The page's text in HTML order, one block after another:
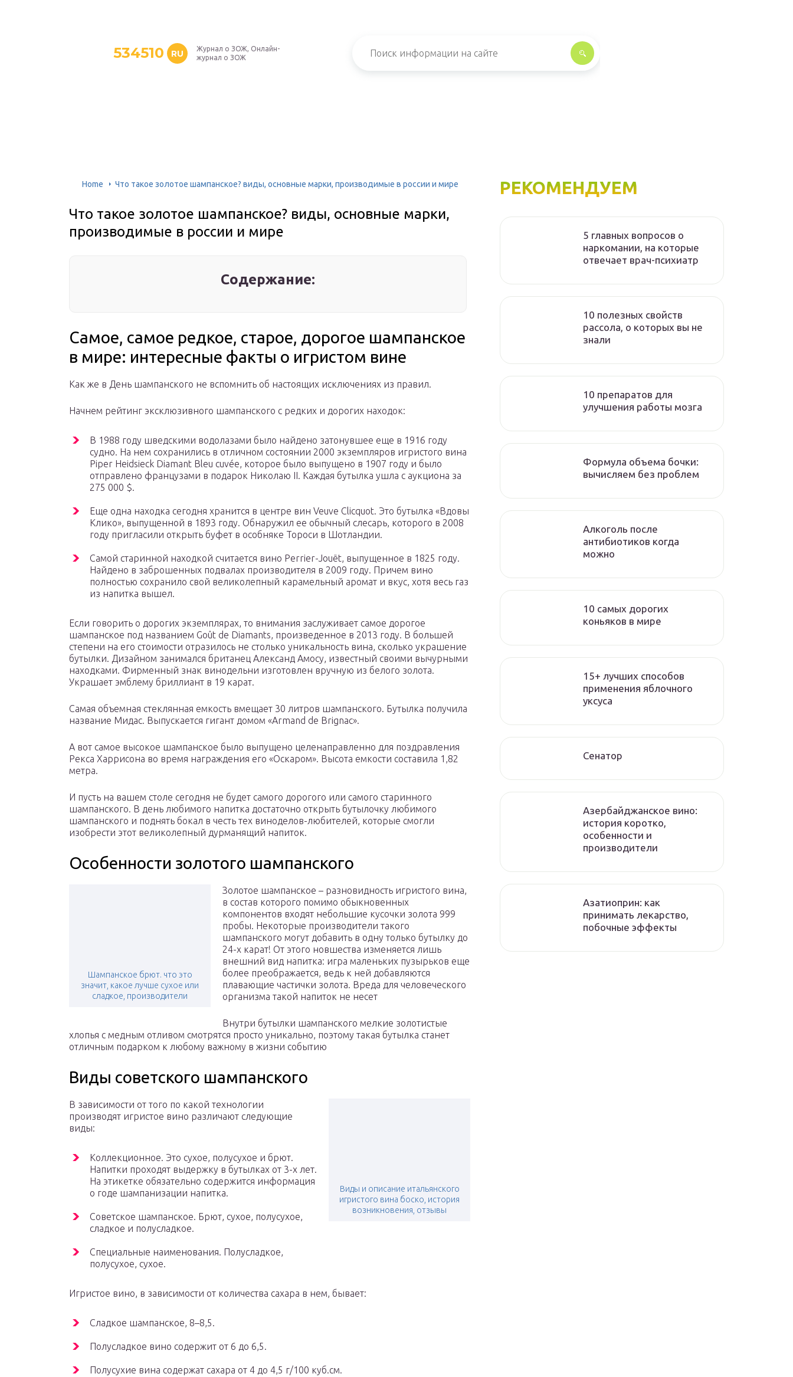
534510 RU
Журнал о ЗОЖ, Онлайн-
журнал о ЗОЖ
Home Что такое золотое шампанское? виды, основные марки, производимые в россии и мире
Что такое золотое шампанское? виды, основные марки,
производимые в россии и мире
Содержание:
Самое, самое редкое, старое, дорогое шампанское
в мире: интересные факты о игристом вине
Как же в День шампанского не вспомнить об настоящих исключениях из правил.
Начнем рейтинг эксклюзивного шампанского с редких и дорогих находок:
В 1988 году шведскими водолазами было найдено затонувшее еще в 1916 году
судно. На нем сохранились в отличном состоянии 2000 экземпляров игристого вина
Piper Heidsieck Diamant Bleu cuvée, которое было выпущено в 1907 году и было
отправлено французами в подарок Николаю II. Каждая бутылка ушла с аукциона за
275 000 $.
Еще одна находка сегодня хранится в центре вин Veuve Clicquot. Это бутылка «Вдовы
Клико», выпущенной в 1893 году. Обнаружил ее обычный слесарь, которого в 2008
году пригласили открыть буфет в особняке Тороси в Шотландии.
Самой старинной находкой считается вино Perrier-Jouёt, выпущенное в 1825 году.
Найдено в заброшенных подвалах производителя в 2009 году. Причем вино
полностью сохранило свой великолепный карамельный аромат и вкус, хотя весь газ
из напитка вышел.
Если говорить о дорогих экземплярах, то внимания заслуживает самое дорогое
шампанское под названием Goût de Diamants, произведенное в 2013 году. В большей
степени на его стоимости отразилось не столько уникальность вина, сколько украшение
бутылки. Дизайном занимался британец Александ Амосу, известный своими вычурными
находками. Фирменный знак винодельни изготовлен вручную из белого золота.
Украшает эмблему бриллиант в 19 карат.
Самая объемная стеклянная емкость вмещает 30 литров шампанского. Бутылка получила
название Мидас. Выпускается гигант домом «Armand de Brignac».
А вот самое высокое шампанское было выпущено целенаправленно для поздравления
Рекса Харрисона во время награждения его «Оскаром». Высота емкости составила 1,82
метра.
И пусть на вашем столе сегодня не будет самого дорогого или самого старинного
шампанского. В день любимого напитка достаточно открыть бутылочку любимого
шампанского и поднять бокал в честь тех виноделов-любителей, которые смогли
изобрести этот великолепный дурманящий напиток.
Особенности золотого шампанского
Шампанское брют. что это
значит, какое лучше сухое или
сладкое, производители
Золотое шампанское – разновидность игристого вина,
в состав которого помимо обыкновенных
компонентов входят небольшие кусочки золота 999
пробы. Некоторые производители такого
шампанского могут добавить в одну только бутылку до
24-х карат! От этого новшества изменяется лишь
внешний вид напитка: игра маленьких пузырьков еще
более преображается, ведь к ней добавляются
плавающие частички золота. Вреда для человеческого
организма такой напиток не несет
Внутри бутылки шампанского мелкие золотистые
хлопья с медным отливом смотрятся просто уникально, поэтому такая бутылка станет
отличным подарком к любому важному в жизни событию
Виды советского шампанского
Виды и описание итальянского
игристого вина боско, история
возникновения, отзывы
В зависимости от того по какой технологии
производят игристое вино различают следующие
виды:
Коллекционное. Это сухое, полусухое и брют.
Напитки проходят выдержку в бутылках от 3-х лет.
На этикетке обязательно содержится информация
о годе шампанизации напитка.
Советское шампанское. Брют, сухое, полусухое,
сладкое и полусладкое.
Специальные наименования. Полусладкое,
полусухое, сухое.
Игристое вино, в зависимости от количества сахара в нем, бывает:
Сладкое шампанское, 8–8,5.
Полусладкое вино содержит от 6 до 6,5.
Полусухие вина содержат сахара от 4 до 4,5 г/100 куб.см.
РЕКОМЕНДУЕМ
5 главных вопросов о
наркомании, на которые
отвечает врач-психиатр
10 полезных свойств
рассола, о которых вы не
знали
10 препаратов для
улучшения работы мозга
Формула объема бочки:
вычисляем без проблем
Алкоголь после
антибиотиков когда
можно
10 самых дорогих
коньяков в мире
15+ лучших способов
применения яблочного
уксуса
Сенатор
Азербайджанское вино:
история коротко,
особенности и
производители
Азатиоприн: как
принимать лекарство,
побочные эффекты